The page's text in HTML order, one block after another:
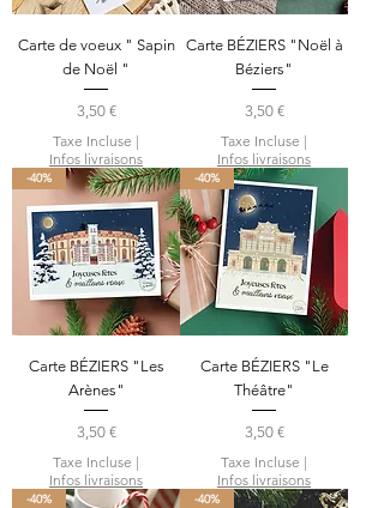
Carte de voeux " Sapin
de Noël "
Prix
3,50 €
Taxe Incluse |
Infos livraisons
Carte BÉZIERS "Noël à
Béziers"
Prix
3,50 €
Taxe Incluse |
Infos livraisons
-40%
Carte BÉZIERS "Les
Arènes"
Prix
3,50 €
Taxe Incluse |
Infos livraisons
-40%
Carte BÉZIERS "Le
Théâtre"
Prix
3,50 €
Taxe Incluse |
Infos livraisons
-40% -40%